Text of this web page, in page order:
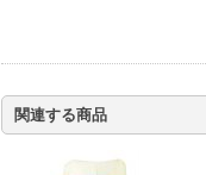
関連する商品